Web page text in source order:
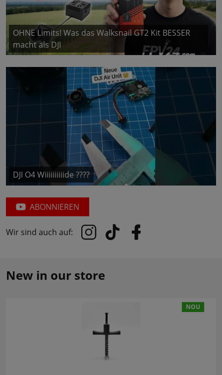
OHNE Limits! Was das Walksnail GT2 Kit BESSER
macht als DJI
DJI O4 Wiiiiiiiiiide ????
ABONNIEREN
Wir sind auch auf:
New in our store
NOU